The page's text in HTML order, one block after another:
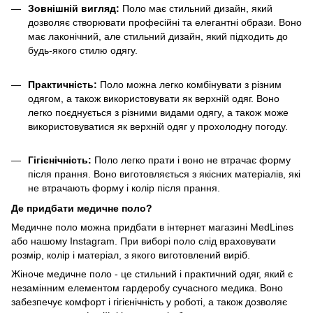
Зовнішній вигляд: Поло має стильний дизайн, який
дозволяє створювати професійні та елегантні образи. Воно
має лаконічний, але стильний дизайн, який підходить до
будь-якого стилю одягу.
Практичність: Поло можна легко комбінувати з різним
одягом, а також використовувати як верхній одяг. Воно
легко поєднується з різними видами одягу, а також може
використовуватися як верхній одяг у прохолодну погоду.
Гігієнічність: Поло легко прати і воно не втрачає форму
після прання. Воно виготовляється з якісних матеріалів, які
не втрачають форму і колір після прання.
Де придбати медичне поло?
Медичне поло можна придбати в інтернет магазині MedLines
або нашому Instagram. При виборі поло слід враховувати
розмір, колір і матеріал, з якого виготовлений виріб.
Жіноче медичне поло - це стильний і практичний одяг, який є
незамінним елементом гардеробу сучасного медика. Воно
забезпечує комфорт і гігієнічність у роботі, а також дозволяє